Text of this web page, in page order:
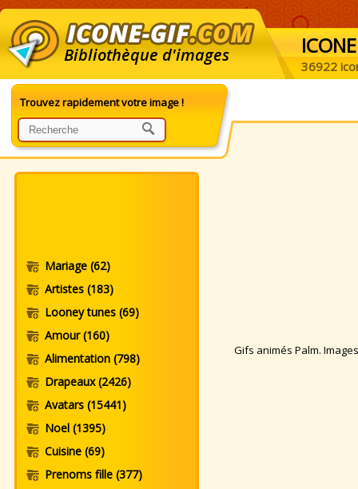
Bibliothèque d'images ICONE
36922
Trouvez rapidement votre image !
Mariage (62)
Artistes (183)
Looney tunes (69)
Amour(160)
Alimentation (798)
Drapeaux(2426)
Avatars (15441)
Noel (1395)
Cuisine (69)
Prenoms fille (377)
Gifs animés Palm.